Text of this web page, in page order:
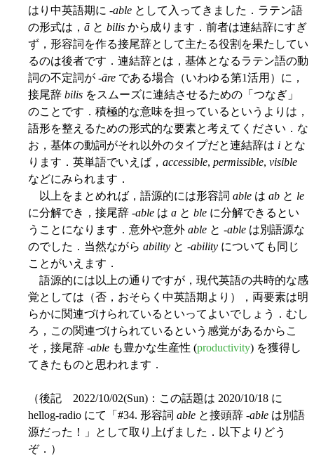
はり中英語期に -able として入ってきました．ラテン語
の形式は， ā と bilis から成ります．前者は連結辞にすぎ
ず，形容詞を作る接尾辞として主たる役割を果たしてい
るのは後者です．連結辞とは，基体となるラテン語の動
詞の不定詞が -āre である場合（いわゆる第1活用）に，
接尾辞 bilis をスムーズに連結させるための「つなぎ」
のことです．積極的な意味を担っているというよりは，
語形を整えるための形式的な要素と考えてください．な
お，基体の動詞がそれ以外のタイプだと連結辞は i とな
ります．英単語でいえば， accessible, permissible, visible
などにみられます．
以上をまとめれば，語源的には形容詞 able は ab と le
に分解でき，接尾辞 -able は a と ble に分解できるとい
うことになります．意外や意外 able と -able は別語源な
のでした．当然ながら ability と -ability についても同じ
ことがいえます．
語源的には以上の通りですが，現代英語の共時的な感
覚としては（否，おそらく中英語期より），両要素は明
らかに関連づけられているといってよいでしょう．むし
ろ，この関連づけられているという感覚があるからこ
そ，接尾辞 -able も豊かな生産性 (productivity) を獲得し
てきたものと思われます．
（後記 2022/10/02(Sun)：この話題は 2020/10/18 に
hellog-radio にて「#34. 形容詞 able と接頭辞 -able は別語
源だった！」として取り上げました．以下よりどう
ぞ．）